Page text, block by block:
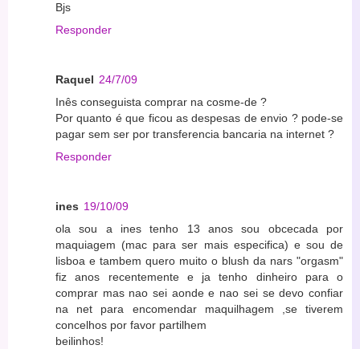
Bjs
Responder
Raquel 24/7/09
Inês conseguista comprar na cosme-de ?
Por quanto é que ficou as despesas de envio ? pode-se
pagar sem ser por transferencia bancaria na internet ?
Responder
ines 19/10/09
ola sou a ines tenho 13 anos sou obcecada por
maquiagem (mac para ser mais especifica) e sou de
lisboa e tambem quero muito o blush da nars "orgasm"
fiz anos recentemente e ja tenho dinheiro para o
comprar mas nao sei aonde e nao sei se devo confiar
na net para encomendar maquilhagem ,se tiverem
concelhos por favor partilhem
beilinhos!